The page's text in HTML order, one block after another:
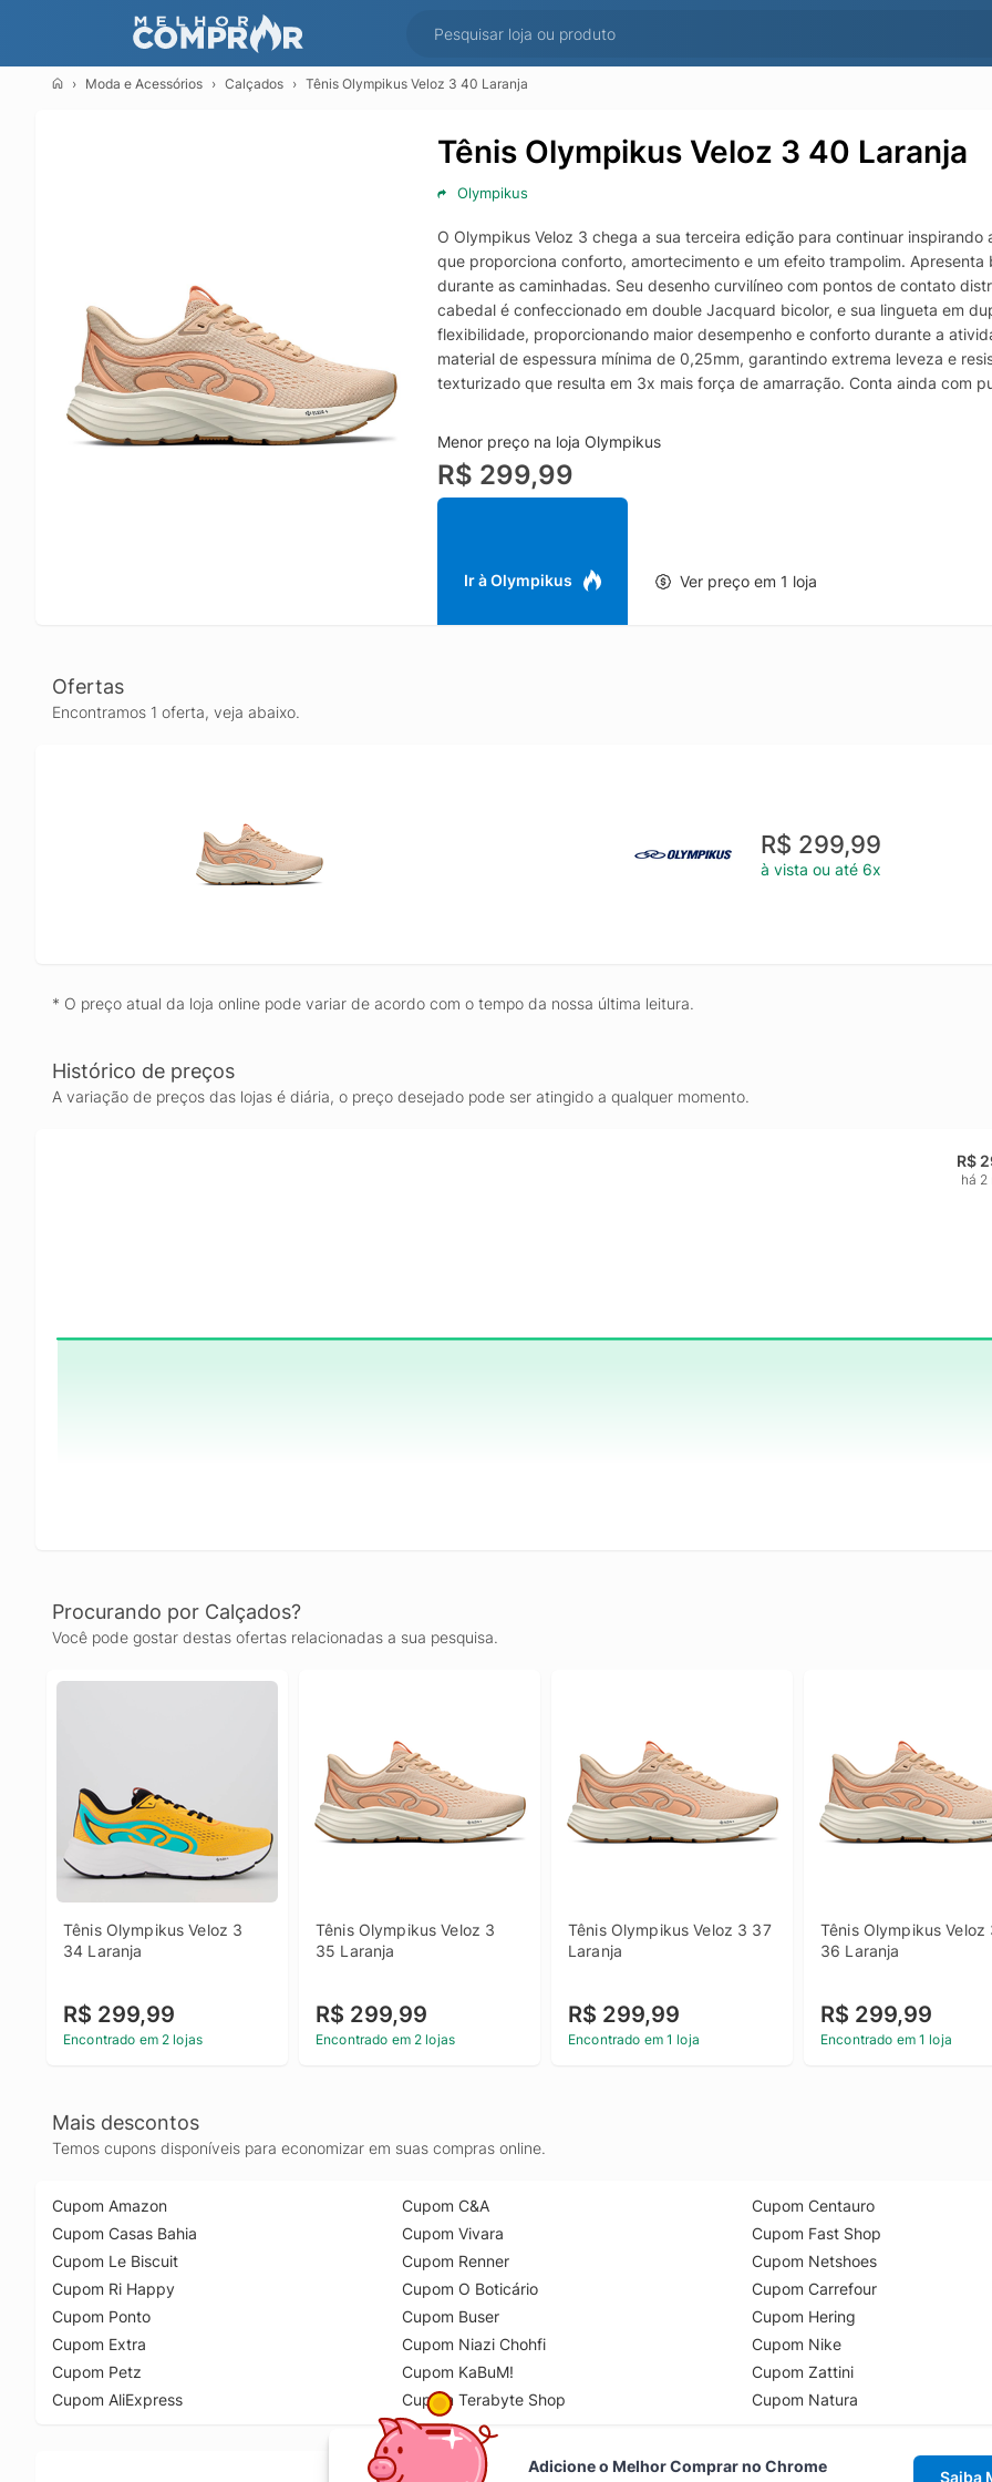
Moda e Acessórios Calçados Tênis Olympikus Veloz 3 40 Laranja
Tênis Olympikus Veloz 3 40 Laranja
Olympikus
O Olympikus Veloz 3 chega a sua terceira edição para continuar
que proporciona conforto, amortecimento e um efeito trampolim.
durante as caminhadas. Seu desenho curvilíneo com pontos de contato
cabedal é confeccionado em double Jacquard bicolor, e sua lingueta em
flexibilidade, proporcionando maior desempenho e conforto durante a
material de espessura mínima de 0,25mm, garantindo extrema leveza e
texturizado que resulta em 3x mais força de amarração. Conta ainda com
em tecido poliéster dublado com espuma de 4mm. Além disso, possui
oferecendo melhor calce e conforto.
Menor preço na loja Olympikus
R$ 299,99
Ir à Olympikus Ver preço em 1 loja
Ofertas
Encontramos 1 oferta, veja abaixo.
R$ 299,99
à vista ou até 6x
* O preço atual da loja online pode variar de acordo com o tempo da nossa última leitura.
Histórico de preços
A variação de preços das lojas é diária, o preço desejado pode ser atingido a qualquer momento.
R$
há 2
Procurando por Calçados?
Você pode gostar destas ofertas relacionadas a sua pesquisa.
Tênis Olympikus Veloz 3
34 Laranja
R$ 299,99
Encontrado em 2 lojas
Tênis Olympikus Veloz 3
35 Laranja
R$ 299,99
Encontrado em 2 lojas
Tênis Olympikus Veloz 3 37
Laranja
R$ 299,99
Encontrado em 1 loja
Tênis Olympikus Veloz
36 Laranja
R$ 299,99
Encontrado em 1 loja
Mais descontos
Temos cupons disponíveis para economizar em suas compras online.
Cupom Amazon
Cupom Casas Bahia
Cupom Le Biscuit
Cupom Ri Happy
Cupom Ponto
Cupom Extra
Cupom Petz
Cupom AliExpress
Cupom C&A
Cupom Vivara
Cupom Renner
Cupom O Boticário
Cupom Buser
Cupom Niazi Chohfi
Cupom KaBuM!
Cupom Terabyte Shop
Cupom Centauro
Cupom Fast Shop
Cupom Netshoes
Cupom Carrefour
Cupom Hering
Cupom Nike
Cupom Zattini
Cupom Natura
Adicione o Melhor Comprar no Chrome
Saiba